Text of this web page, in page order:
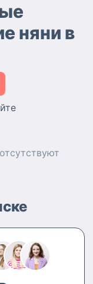
няни в
отсутствуют